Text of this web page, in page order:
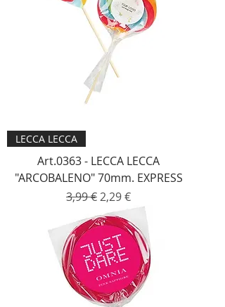
LECCA LECCA
Art.0363 - LECCA LECCA
"ARCOBALENO" 70mm. EXPRESS
Prezzo regolare
3,99 € Prezzo scontato
2,29 €